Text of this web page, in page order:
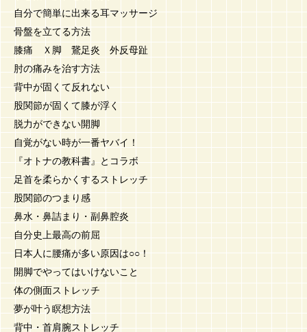
自分で簡単に出来る耳マッサージ
骨盤を立てる方法
膝痛 Ｘ脚 鵞足炎 外反母趾
肘の痛みを治す方法
背中が固くて反れない
股関節が固くて膝が浮く
脱力ができない開脚
自覚がない時が一番ヤバイ！
『オトナの教科書』とコラボ
足首を柔らかくするストレッチ
股関節のつまり感
鼻水・鼻詰まり・副鼻腔炎
自分史上最高の前屈
日本人に腰痛が多い原因は○○！
開脚でやってはいけないこと
体の側面ストレッチ
夢が叶う瞑想方法
背中・首肩腕ストレッチ